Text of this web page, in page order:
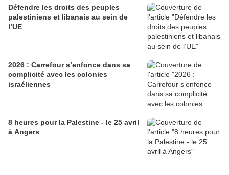
Défendre les droits des peuples
palestiniens et libanais au sein de
l’UE
2026 : Carrefour s’enfonce dans sa
complicité avec les colonies
israéliennes
8 heures pour la Palestine - le 25 avril
à Angers